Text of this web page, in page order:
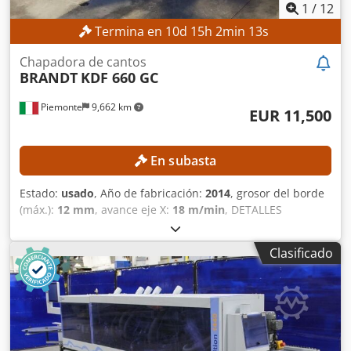
1 / 12
Termina en 10d 15h 2min 10s
Piemonte 9,662 km
Chapadora de cantos
BRANDT KDF 660 GC
EUR 11,500
En subasta
Estado: usado, Año de fabricación: 2014, grosor del borde
(máx.): 12 mm, avance eje X: 18 m/min, DETALLES
TÉCNICOS Dimensiones de la pieza de trabajo Altura
mínima de la placa: 10 mm Altura máxima de la placa: 60
mm Anchura mínima de la placa: 70 mm Espesor mínimo
del borde: 0,4 mm Espesor máximo del borde: 12 mm
Velocidad máxima de avance: 18 m/min Avance y guía
Presión mediante rodillos de apoyo Guías de soporte de la
placa Unidad para el procesamiento de placas Unidad de
pre-fresado Accionamiento automático temporizado
Clasificado